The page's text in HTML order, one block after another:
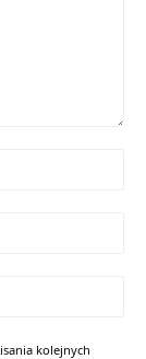
kolejnych